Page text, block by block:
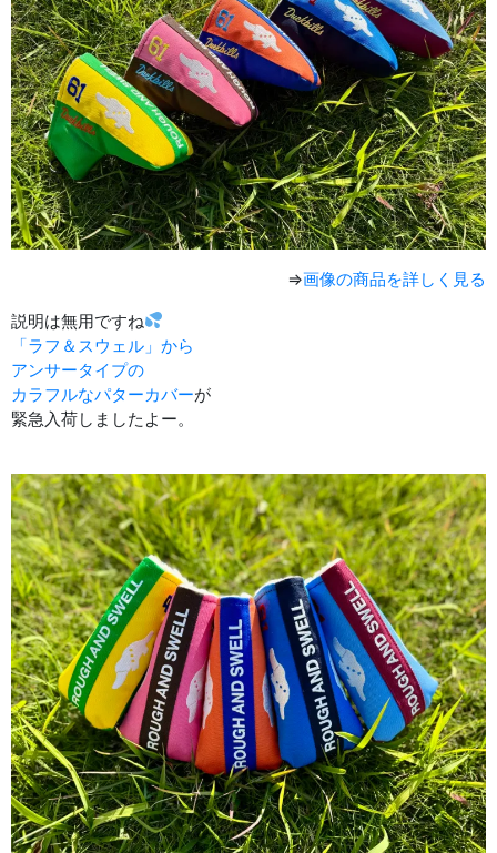
⇒画像の商品を詳しく見る
説明は無用ですね
「ラフ＆スウェル」から
アンサータイプの
カラフルなパターカバーが
緊急入荷しましたよー。